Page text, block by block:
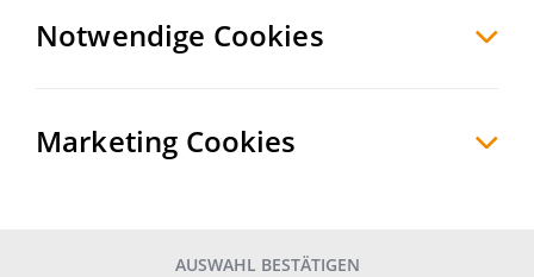
Objekte informiert werden?
Notwendige Cookies
Marketing Cookies
AUSWAHL BESTÄTIGEN